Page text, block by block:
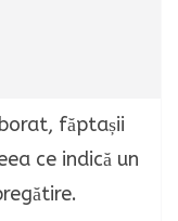
făptașii
ce indică un